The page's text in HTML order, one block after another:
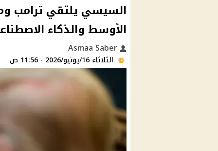
السيسي يلتقي ترامب
الأوسط والذكاء
الثلاثاء 16/يونيو/2026 - 11:56 ص